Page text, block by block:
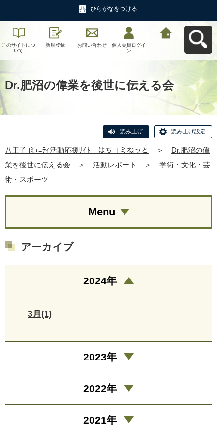
ひらがなをつける
このサイトにつ
いて
新規登録 お問い合わせ
個人会員ログイ
ン
Dr.肥沼の偉業を後世に伝える会
読み上げ 読み上げ設定
八王子ｺﾐｭﾆﾃｨ活動応援ｻｲﾄ はちコミねっと ＞
Dr.肥沼の偉
業を後世に伝える会
＞ 活動レポート ＞
学術・文化・芸
術・スポーツ
Menu
アーカイブ
2024年
3月(1)
2023年
2022年
2021年